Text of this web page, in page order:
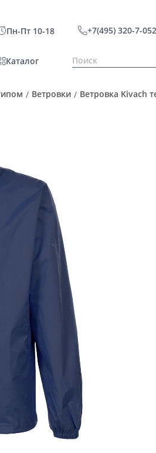
Пн-Пт 10-18 +7(495) 320-7-052
Каталог
/ Ветровки / Ветровка Kivach